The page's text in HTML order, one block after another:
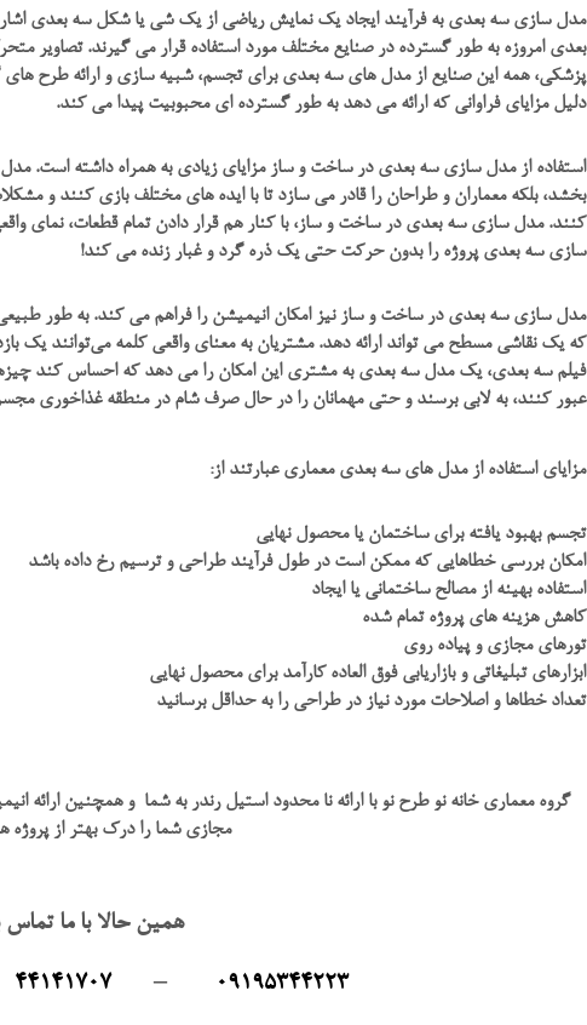
مدل سازی سه بعدی به فرآیند ایجاد یک نمایش ریاضی از یک شی یا شکل سه بعدی اشاره
بعدی امروزه به طور گسترده در صنایع مختلف مورد استفاده قرار می گیرند. تصاویر
پزشکی، همه این صنایع از مدل های سه بعدی برای تجسم، شبیه سازی و ارائه طرح
دلیل مزایای فراوانی که ارائه می دهد به طور گسترده ای محبوبیت پیدا می کند.
استفاده از مدل سازی سه بعدی در ساخت و ساز مزایای زیادی به همراه داشته است.
بخشد، بلکه معماران و طراحان را قادر می سازد تا با ایده های مختلف بازی کنند و
کنند. مدل سازی سه بعدی در ساخت و ساز، با کنار هم قرار دادن تمام قطعات، نمای
سازی سه بعدی پروژه را بدون حرکت حتی یک ذره گرد و غبار زنده می کند!
مدل سازی سه بعدی در ساخت و ساز نیز امکان انیمیشن را فراهم می کند. به طور
که یک نقاشی مسطح می تواند ارائه دهد. مشتریان به معنای واقعی کلمه می‌توانند یک
فیلم سه بعدی، یک مدل سه بعدی به مشتری این امکان را می دهد که احساس کند چیزها
عبور کنند، به لابی برسند و حتی مهمانان را در حال صرف شام در منطقه غذاخوری
مزایای استفاده از مدل های سه بعدی معماری عبارتند از:
تجسم بهبود یافته برای ساختمان یا محصول نهایی
امکان بررسی خطاهایی که ممکن است در طول فرآیند طراحی و ترسیم رخ داده باشد
استفاده بهینه از مصالح ساختمانی یا ایجاد
کاهش هزینه های پروژه تمام شده
تورهای مجازی و پیاده روی
ابزارهای تبلیغاتی و بازاریابی فوق العاده کارآمد برای محصول نهایی
تعداد خطاها و اصلاحات مورد نیاز در طراحی را به حداقل برسانید
گروه معماری خانه نو طرح نو با ارائه نا محدود استیل رندر به شما و همچنین ارائه
مجازی شما را درک بهتر از
همین حالا با ما تماس
09195344223
–
44141707